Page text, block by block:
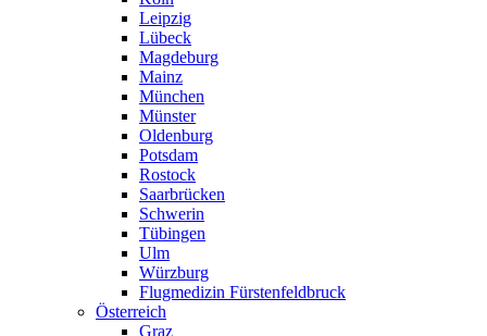
Leipzig
Lübeck
Magdeburg
Mainz
München
Münster
Oldenburg
Potsdam
Rostock
Saarbrücken
Schwerin
Tübingen
Ulm
Würzburg
Flugmedizin Fürstenfeldbruck
Österreich
Graz